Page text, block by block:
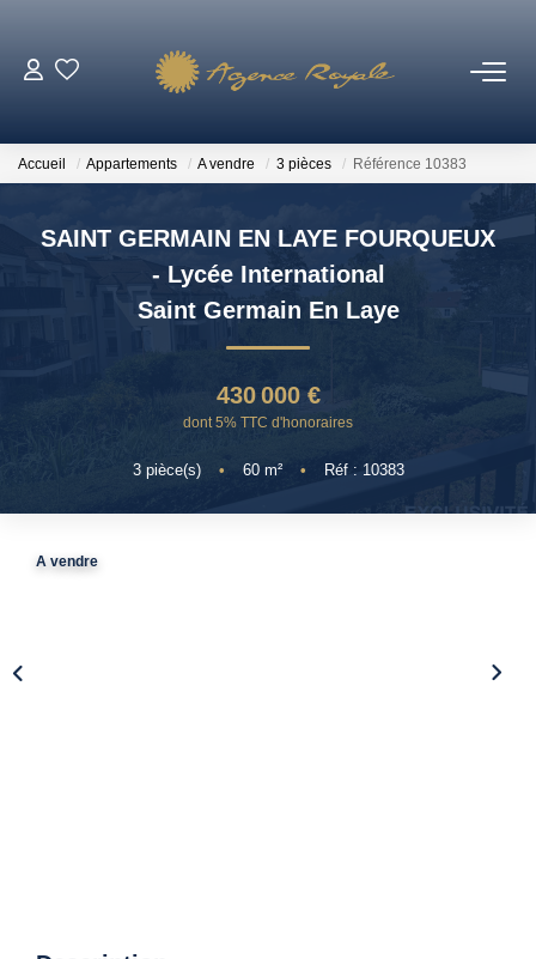
LOCATIONS
NOTRE AGENCE
Qui Sommes-Nous ?
Accueil Appartements A vendre 3 pièces Référence 10383
SAINT GERMAIN EN LAYE FOURQUEUX
- Lycée International
Saint Germain En Laye
430 000 €
dont 5% TTC d'honoraires
3pièce(s) • 60m² • Réf : 10383
A vendre